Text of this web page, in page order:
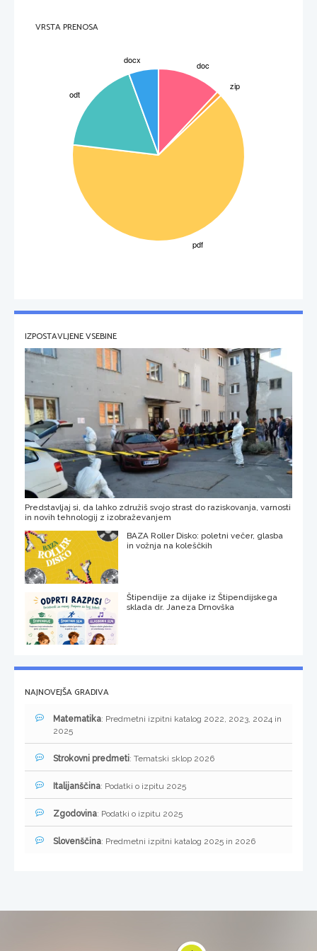
mir. Vojna pomeni zgodovinske dogodke, mir pa družinsko življenje, ki ga živijo družine. Ta roman je
epopeja (podobno nalogo imajo epi).
V Angliji se je realizem razvil, saj so bile dobre gospodarske razmere, močan delavski razred
VRSTA PRENOSA
IZPOSTAVLJENE VSEBINE
Predstavljaj si, da lahko združiš svojo strast do raziskovanja, varnosti
in novih tehnologij z izobraževanjem
BAZA Roller Disko: poletni večer, glasba
in vožnja na koleščkih
Štipendije za dijake iz Štipendijskega
sklada dr. Janeza Drnovška
NAJNOVEJŠA GRADIVA
Matematika: Predmetni izpitni katalog 2022, 2023, 2024 in
2025
Strokovni predmeti: Tematski sklop 2026
Italijanščina: Podatki o izpitu 2025
Zgodovina: Podatki o izpitu 2025
Slovenščina: Predmetni izpitni katalog 2025 in 2026